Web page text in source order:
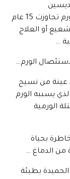
انترناشونال هوسبيتال كادر طبي في جراحة الورم تجاوزت 15 عام
أو العلاج
…
الورم…
عينة من نسيج
يسببه الورم
الورمية
بحياة
من الدماغ …
بطيئة